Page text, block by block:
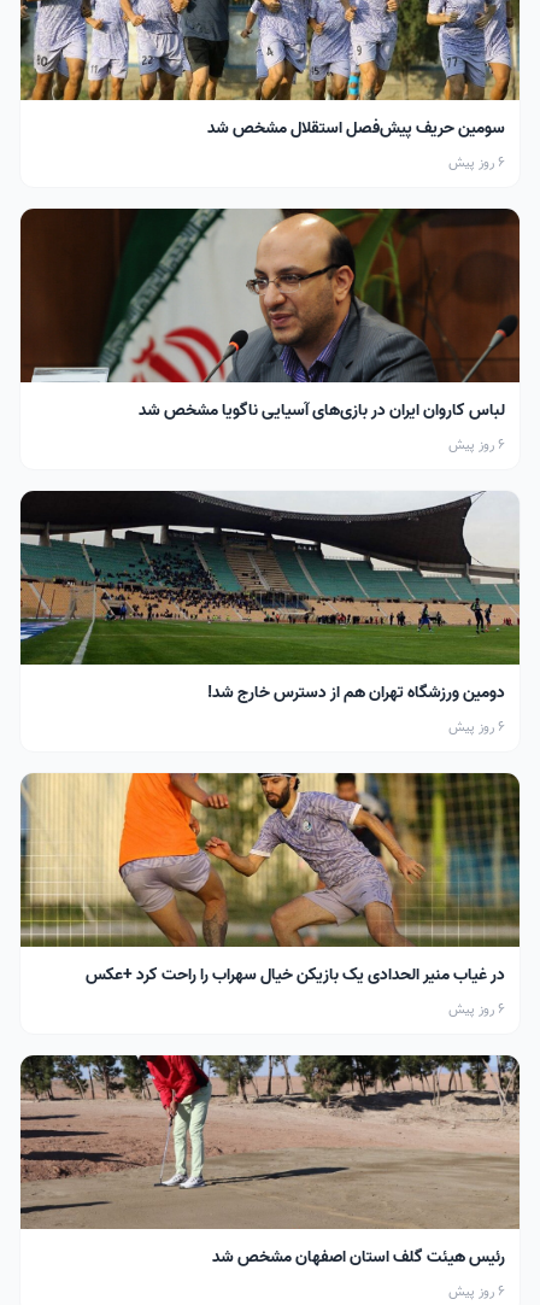
سومین حریف پیش‌فصل استقلال مشخص شد
6 روز پیش
لباس کاروان ایران در بازی‌های آسیایی ناگویا مشخص شد
6 روز پیش
دومین ورزشگاه تهران هم از دسترس خارج شد!
6 روز پیش
در غیاب منیر الحدادی یک بازیکن خیال سهراب را راحت کرد +عکس
6 روز پیش
رئیس هیئت گلف استان اصفهان مشخص شد
6 روز پیش